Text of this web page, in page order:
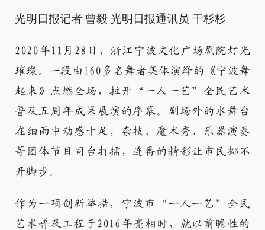
光明日报记者 曾毅 光明日报通讯员 干杉杉
2020年11月28日，浙江宁波文化广场剧院灯光
璀璨。一段由160多名舞者集体演绎的《宁波舞
起来》点燃全场，拉开“一人一艺”全民艺术
普及五周年成果展演的序幕。剧场外的水舞台
在细雨中动感十足，杂技、魔术秀、乐器演奏
等团体节目同台打擂，连番的精彩让市民挪不
开脚步。
作为一项创新举措，宁波市“一人一艺”全民
艺术普及工程于2016年亮相时，就以前瞻性的